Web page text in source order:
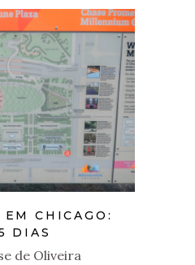
CHICAGO:
DIAS
de Oliveira